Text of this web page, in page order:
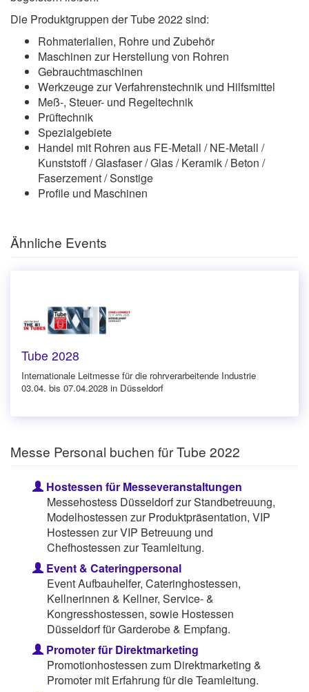
Die Produktgruppen der Tube 2022 sind:
Rohmaterialien, Rohre und Zubehör
Maschinen zur Herstellung von Rohren
Gebrauchtmaschinen
Werkzeuge zur Verfahrenstechnik und Hilfsmittel
Meß-, Steuer- und Regeltechnik
Prüftechnik
Spezialgebiete
Handel mit Rohren aus FE-Metall / NE-Metall /
Kunststoff / Glasfaser / Glas / Keramik / Beton /
Faserzement / Sonstige
Profile und Maschinen
Ähnliche Events
Tube 2028
Internationale Leitmesse für die rohrverarbeitende Industrie
03.04. bis 07.04.2028 in Düsseldorf
Messe Personal buchen für Tube 2022
Hostessen für Messeveranstaltungen
Messehostess Düsseldorf zur Standbetreuung,
Modelhostessen zur Produktpräsentation, VIP
Hostessen zur VIP Betreuung und
Chefhostessen zur Teamleitung.
Event & Cateringpersonal
Event Aufbauhelfer, Cateringhostessen,
Kellnerinnen & Kellner, Service- &
Kongresshostessen, sowie Hostessen
Düsseldorf für Garderobe & Empfang.
Promoter für Direktmarketing
Promotionhostessen zum Direktmarketing &
Promoter mit Erfahrung für die Teamleitung.